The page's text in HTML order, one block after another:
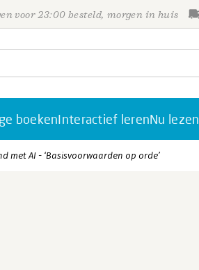
voor 23:00 besteld, morgen in huis
boekenInteractief lerenNu lezen
met AI - ‘Basisvoorwaarden op orde’